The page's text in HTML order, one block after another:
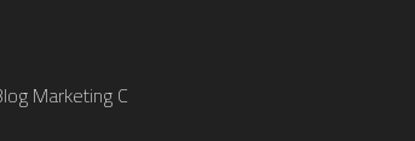
Marketing C